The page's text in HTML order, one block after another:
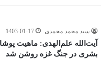
سید محمد محمدی 1403-01-17
آیت‌الله علم‌الهدی: ماهیت
بشری در جنگ غزه روشن شد